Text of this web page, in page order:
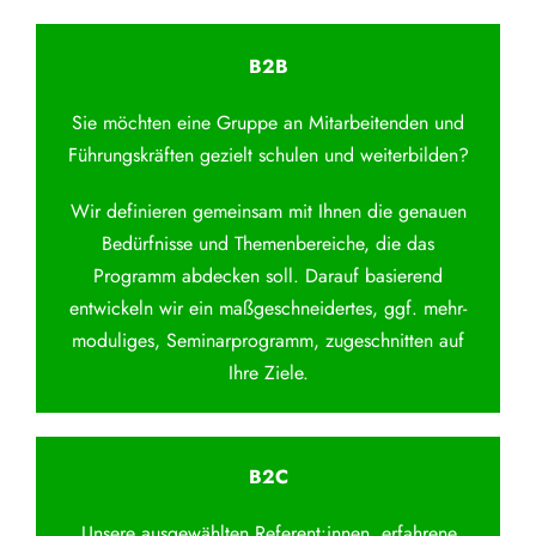
B2B
Sie möchten eine Gruppe an Mitarbeitenden und
Führungskräften gezielt schulen und weiterbilden?
Wir definieren gemeinsam mit Ihnen die genauen
Bedürfnisse und Themenbereiche, die das
Programm abdecken soll. Darauf basierend
entwickeln wir ein maßgeschneidertes, ggf. mehr-
moduliges, Seminarprogramm, zugeschnitten auf
Ihre Ziele.
B2C